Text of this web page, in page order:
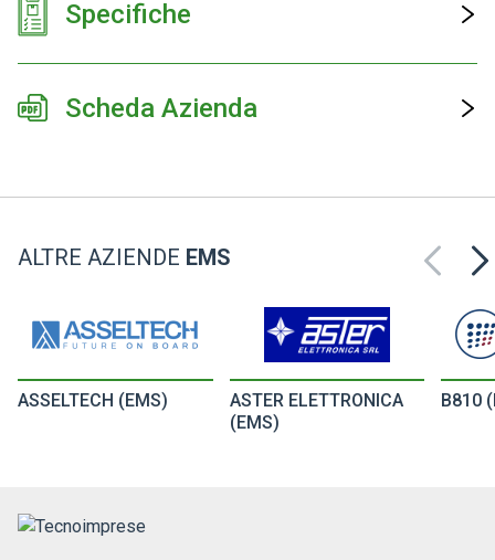
Specifiche
Scheda Azienda
ALTRE AZIENDE EMS
ASSELTECH (EMS)
ASTER ELETTRONICA
(EMS)
B810